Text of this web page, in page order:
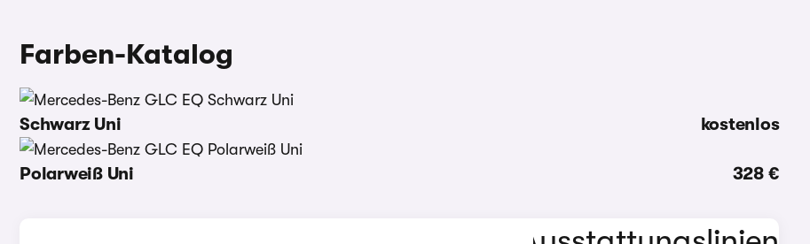
Farben-Katalog
Schwarz Uni kostenlos
Polarweiß Uni 328 €